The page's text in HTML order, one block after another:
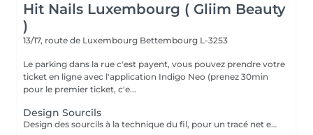
Hit Nails Luxembourg ( Gliim Beauty
)
13/17, route de Luxembourg Bettembourg L-3253
Le parking dans la rue c'est payent, vous pouvez prendre votre
ticket en ligne avec l'application Indigo Neo (prenez 30min
pour le premier ticket, c'e...
Design Sourcils
Design des sourcils à la technique du fil, pour un tracé net et harmonieux. Le service comprend la définition de la forme adaptée à votre visage, pour un résultat naturel et parfaitement structuré.